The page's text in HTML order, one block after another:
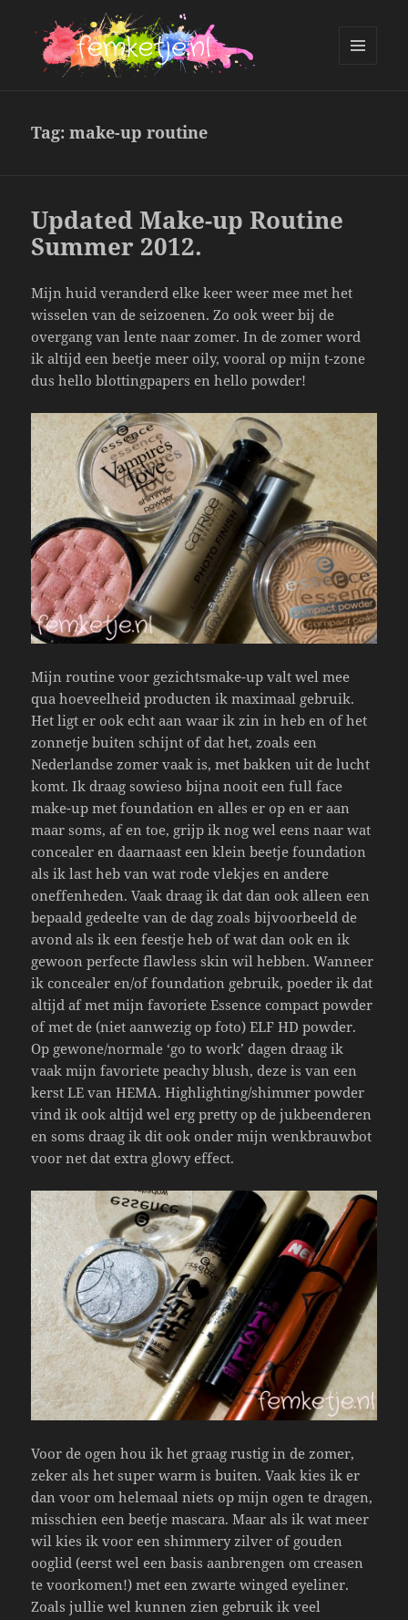
Tag:make-up routine
Updated Make-up Routine
Summer 2012.
Mijn huid veranderd elke keer weer mee met het
wisselen van de seizoenen. Zo ook weer bij de
overgang van lente naar zomer. In de zomer word
ik altijd een beetje meer oily, vooral op mijn t-zone
dus hello blottingpapers en hello powder!
Mijn routine voor gezichtsmake-up valt wel mee
qua hoeveelheid producten ik maximaal gebruik.
Het ligt er ook echt aan waar ik zin in heb en of het
zonnetje buiten schijnt of dat het, zoals een
Nederlandse zomer vaak is, met bakken uit de lucht
komt. Ik draag sowieso bijna nooit een full face
make-up met foundation en alles er op en er aan
maar soms, af en toe, grijp ik nog wel eens naar wat
concealer en daarnaast een klein beetje foundation
als ik last heb van wat rode vlekjes en andere
oneffenheden. Vaak draag ik dat dan ook alleen een
bepaald gedeelte van de dag zoals bijvoorbeeld de
avond als ik een feestje heb of wat dan ook en ik
gewoon perfecte flawless skin wil hebben. Wanneer
ik concealer en/of foundation gebruik, poeder ik dat
altijd af met mijn favoriete Essence compact powder
of met de (niet aanwezig op foto) ELF HD powder.
Op gewone/normale ‘go to work’ dagen draag ik
vaak mijn favoriete peachy blush, deze is van een
kerst LE van HEMA. Highlighting/shimmer powder
vind ik ook altijd wel erg pretty op de jukbeenderen
en soms draag ik dit ook onder mijn wenkbrauwbot
voor net dat extra glowy effect.
Voor de ogen hou ik het graag rustig in de zomer,
zeker als het super warm is buiten. Vaak kies ik er
dan voor om helemaal niets op mijn ogen te dragen,
misschien een beetje mascara. Maar als ik wat meer
wil kies ik voor een shimmery zilver of gouden
ooglid (eerst wel een basis aanbrengen om creasen
te voorkomen!) met een zwarte winged eyeliner.
Zoals jullie wel kunnen zien gebruik ik veel